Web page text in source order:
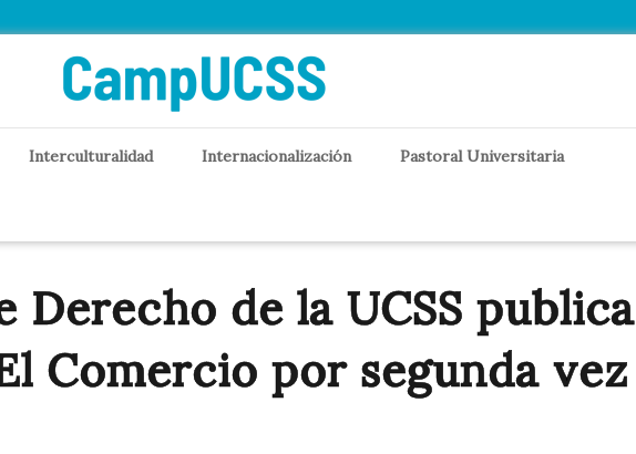
Interculturalidad Internacionalización Pastoral Universitaria
Derecho de la UCSS publica
Comercio por segunda vez